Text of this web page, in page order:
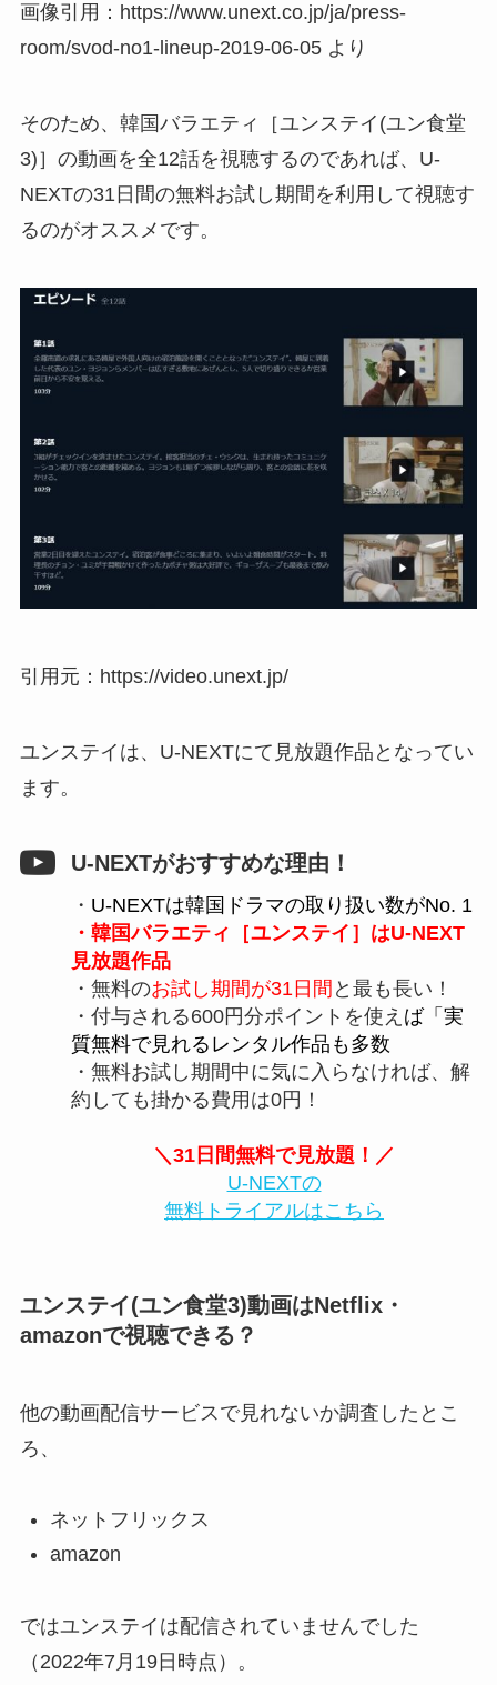
画像引用：https://www.unext.co.jp/ja/press-
room/svod-no1-lineup-2019-06-05 より
そのため、韓国バラエティ［ユンステイ(ユン食堂
3)］の動画を全12話を視聴するのであれば、U-
NEXTの31日間の無料お試し期間を利用して視聴す
るのがオススメです。
引用元：https://video.unext.jp/
ユンステイは、U-NEXTにて見放題作品となってい
ます。
U-NEXTがおすすめな理由！
・ U-NEXTは韓国ドラマの取り扱い数がNo. 1
・韓国バラエティ［ユンステイ］はU-NEXT
見放題作品
・無料のお試し期間が31日間 と最も長い！
・付与される600円分ポイントを使え ば「実
質無料で見れるレンタル作品も多数
・無料お試し期間中に気に入らなければ、解
約しても掛かる費用は0円！
＼31日間無料で見放題！／
U-NEXTの
無料トライアルはこちら
ユンステイ(ユン食堂3)動画はNetflix・
amazonで視聴できる？
他の動画配信サービスで見れないか調査したとこ
ろ、
ネットフリックス
amazon
ではユンステイは配信されていませんでした
（2022年7月19日時点）。